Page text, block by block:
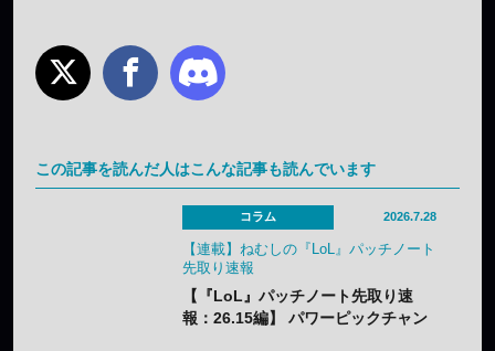
この記事を読んだ人はこんな記事も読んでいます
コラム 2026.7.28
【連載】ねむしの『LoL』パッチノート
先取り速報
【『LoL』パッチノート先取り速
報：26.15編】 パワーピックチャン